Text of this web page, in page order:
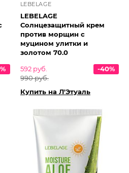
LEBELAGE
LEBELAGE
Солнцезащитный крем
против морщин с
муцином улитки и
золотом 70.0
592 руб.
990 руб.
-40%
Купить на Л'Этуаль